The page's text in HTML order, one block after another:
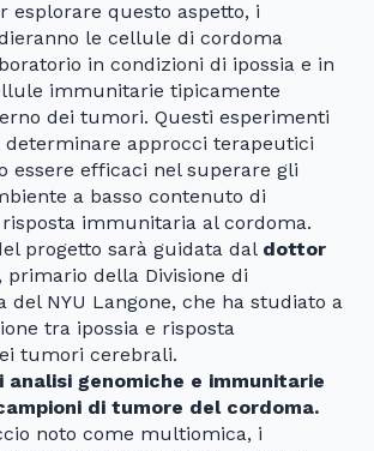
esplorare questo aspetto, i
le cellule di cordoma
in condizioni di ipossia e in
immunitarie tipicamente
dei tumori. Questi esperimenti
determinare approcci terapeutici
essere efficaci nel superare gli
a basso contenuto di
immunitaria al cordoma.
progetto sarà guidata dal dottor
, primario della Divisione di
del NYU Langone, che ha studiato a
tra ipossia e risposta
tumori cerebrali.
analisi genomiche e immunitarie
di tumore del cordoma.
noto come multiomica, i